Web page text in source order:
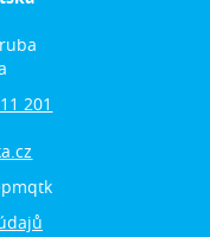
201